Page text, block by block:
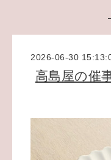
2026-06-30
高島屋の催